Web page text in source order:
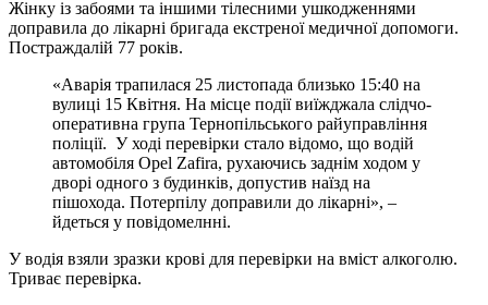
Жінку із забоями та іншими тілесними ушкодженнями
доправила до лікарні бригада екстреної медичної допомоги.
Постраждалій 77 років.
«Аварія трапилася 25 листопада близько 15:40 на
вулиці 15 Квітня. На місце події виїжджала слідчо-
оперативна група Тернопільського райуправління
поліції. У ході перевірки стало відомо, що водій
автомобіля Opel Zafira, рухаючись заднім ходом у
дворі одного з будинків, допустив наїзд на
пішохода. Потерпілу доправили до лікарні», –
йдеться у повідомелнні.
У водія взяли зразки крові для перевірки на вміст алкоголю.
Триває перевірка.